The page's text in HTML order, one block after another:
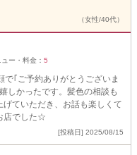
（女性/40代）
ュー・料金： 5
｢ご予約ありがとうございま
しかったです。髪色の相談も
ていただき、お話も楽しくて
店でした☆
[投稿日] 2025/08/15